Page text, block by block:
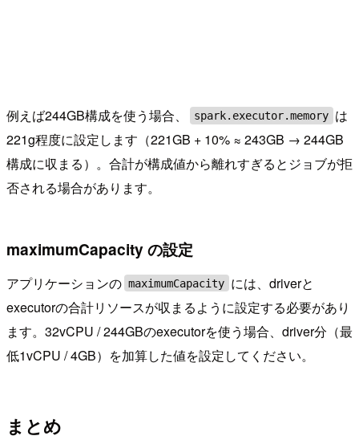
例えば244GB構成を使う場合、 spark.executor.memory は
221g程度に設定します（221GB + 10% ≈ 243GB → 244GB
構成に収まる）。合計が構成値から離れすぎるとジョブが拒
否される場合があります。
maximumCapacity の設定
アプリケーションの maximumCapacity には、driverと
executorの合計リソースが収まるように設定する必要があり
ます。32vCPU / 244GBのexecutorを使う場合、driver分（最
低1vCPU / 4GB）を加算した値を設定してください。
まとめ